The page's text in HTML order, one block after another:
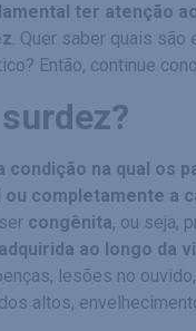
ter atenção
. Quer saber quais são
Então, continue
condição na qual os
completamente a
congênita, ou seja,
ao longo da
lesões no
altos,